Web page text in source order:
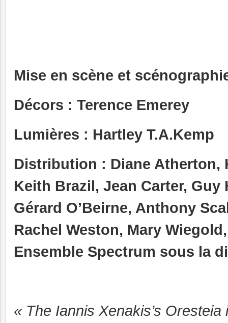
Mise en scène et
Décors : Terence Emerey
Lumières : Hartley T.A.Kemp
Distribution : Diane Atherton,
Keith Brazil, Jean Carter,
Gérard O’Beirne, Anthony
Rachel Weston, Mary
Ensemble Spectrum sous la
« The Iannis Xenakis’s